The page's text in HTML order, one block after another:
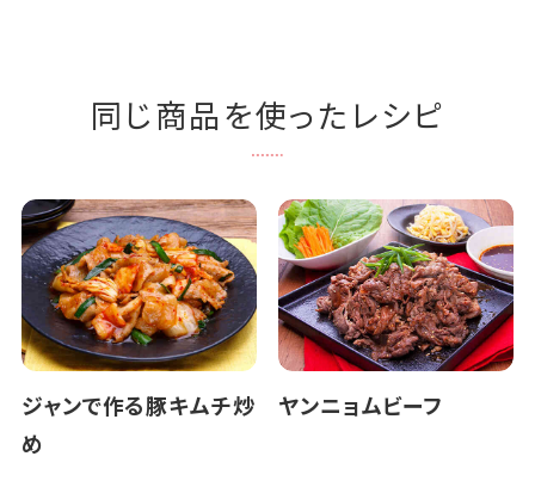
同じ商品を使ったレシピ
ジャンで作る豚キムチ炒
め
ヤンニョムビーフ